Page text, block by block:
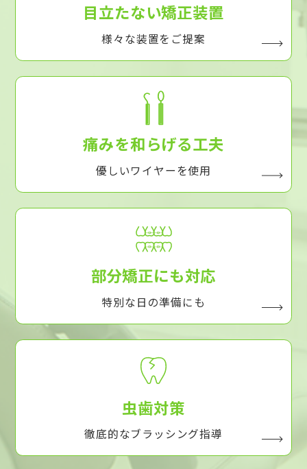
目立たない矯正装置
様々な装置をご提案
痛みを和らげる工夫
優しいワイヤーを使用
部分矯正にも対応
特別な日の準備にも
虫歯対策
徹底的なブラッシング指導